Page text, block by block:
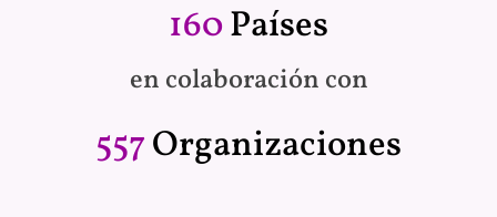
160Países
en colaboración con
557Organizaciones